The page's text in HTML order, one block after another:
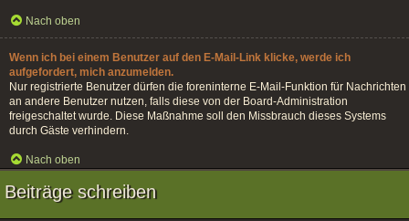
Nach oben
Wenn ich bei einem Benutzer auf den E-Mail-Link klicke, werde ich
aufgefordert, mich anzumelden.
Nur registrierte Benutzer dürfen die foreninterne E-Mail-Funktion für Nachrichten
an andere Benutzer nutzen, falls diese von der Board-Administration
freigeschaltet wurde. Diese Maßnahme soll den Missbrauch dieses Systems
durch Gäste verhindern.
Nach oben
Beiträge schreiben